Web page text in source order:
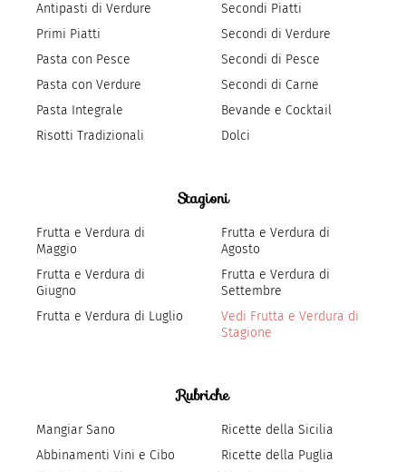
Antipasti di Verdure
Primi Piatti
Pasta con Pesce
Pasta con Verdure
Pasta Integrale
Risotti Tradizionali
Secondi Piatti
Secondi di Verdure
Secondi di Pesce
Secondi di Carne
Bevande e Cocktail
Dolci
Stagioni
Frutta e Verdura di
Maggio
Frutta e Verdura di
Giugno
Frutta e Verdura di Luglio
Frutta e Verdura di
Agosto
Frutta e Verdura di
Settembre
Vedi Frutta e Verdura di
Stagione
Rubriche
Mangiar Sano
Abbinamenti Vini e Cibo
Ricette della Sicilia
Ricette della Puglia